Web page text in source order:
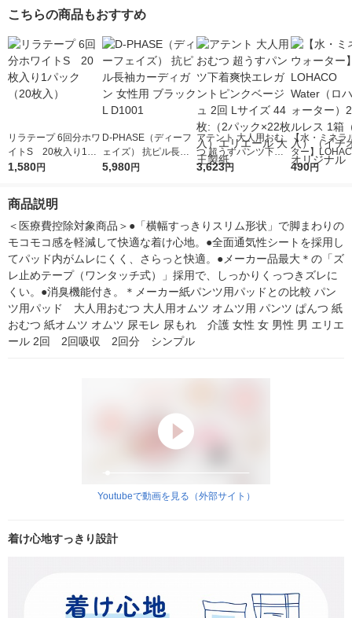
王製紙
紙
こちらの商品もおすすめ
リラテープ 6回分ホワ
イトS 20枚入り1パ
ック（20枚入）
1,580円
D-PHASE（ディーフ
ェイズ） 抗ピル長袖
カーディガン 女性用
5,980円
アテント 大人用おむ
つ 超うすパンツ下着
爽快エレガントピンク
製紙
3,623円
【水・ミネラ
ター】
r（ロハコウ
490円
商品説明
＜医療費控除対象商品＞●「横幅すっきりスリム形状」で脚まわりの
モコモコ感を軽減して快適な着け心地。●全面通気性シートを採用し
てパッド内がムレにくく、さらっと快適。●メーカー品最大＊の「ズ
レ止めテープ（ワンタッチ式）」採用で、しっかりくっつきズレに
くい。●消臭機能付き。＊メーカー紙パンツ用パッドとの比較 パン
ツ用パッド　大人用おむつ 大人用オムツ オムツ用 パンツ ぱんつ 紙
おむつ 紙オムツ オムツ 尿モレ 尿もれ　介護 女性 女 男性 男 エリエ
ール 2回　2回吸収　2回分　シンプル
Youtubeで動画を見る（外部サイト）
着け心地すっきり設計